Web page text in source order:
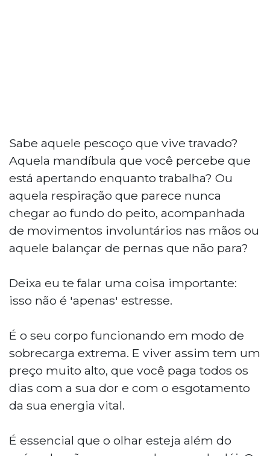
Sabe aquele pescoço que vive travado?
Aquela mandíbula que você percebe que
está apertando enquanto trabalha? Ou
aquela respiração que parece nunca
chegar ao fundo do peito, acompanhada
de movimentos involuntários nas mãos ou
aquele balançar de pernas que não para?
Deixa eu te falar uma coisa importante:
isso não é 'apenas' estresse.
É o seu corpo funcionando em modo de
sobrecarga extrema. E viver assim tem um
preço muito alto, que você paga todos os
dias com a sua dor e com o esgotamento
da sua energia vital.
É essencial que o olhar esteja além do